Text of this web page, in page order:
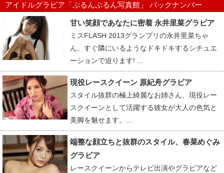
アイドルグラビア「ぷるんぷるん写真館」 バックナンバー
甘い笑顔であなたに密着 永井里菜グラビア
ミスFLASH 2013グランプリの永井里菜ちゃ
ん。すぐ隣にいるようなドキドキするシチュエ
ーションで迫ります! ...
現役レースクイーン 原紀舟グラビア
スタイル抜群の極上綺麗なお姉さん、現役レー
スクイーンとして活躍する彼女が大人の色気と
美脚を魅せます。...
端整な顔立ちと抜群のスタイル、春菜めぐみ
グラビア
レースクイーンからテレビ出演やグラビアなど